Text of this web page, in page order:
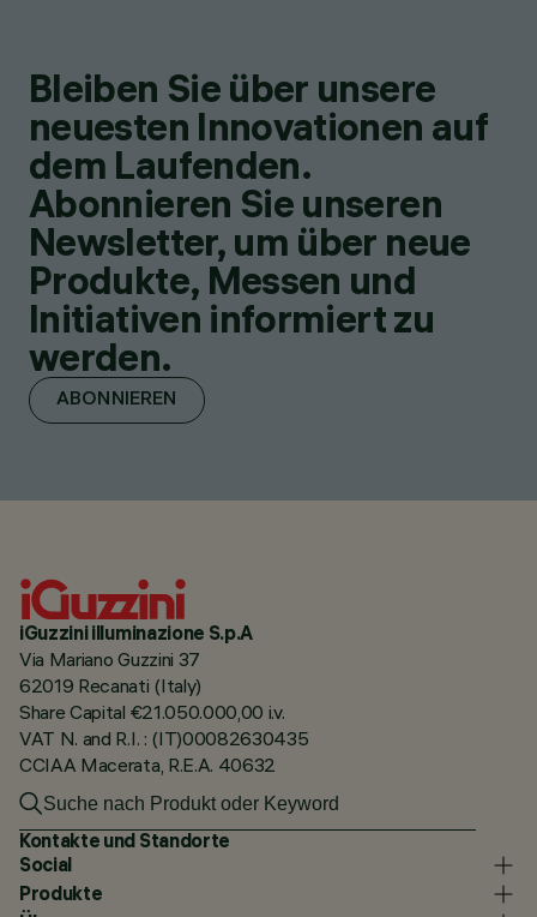
Bleiben Sie über unsere
neuesten Innovationen auf
dem Laufenden.
Abonnieren Sie unseren
Newsletter, um über neue
Produkte, Messen und
Initiativen informiert zu
werden.
ABONNIEREN
iGuzzini illuminazione S.p.A
Via Mariano Guzzini 37
62019 Recanati (Italy)
Share Capital €21.050.000,00 i.v.
VAT N. and R.I. : (IT)00082630435
CCIAA Macerata, R.E.A. 40632
Kontakte und Standorte
Social
Produkte